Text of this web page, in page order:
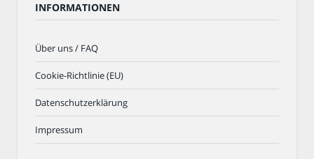
INFORMATIONEN
Über uns / FAQ
Cookie-Richtlinie (EU)
Datenschutzerklärung
Impressum